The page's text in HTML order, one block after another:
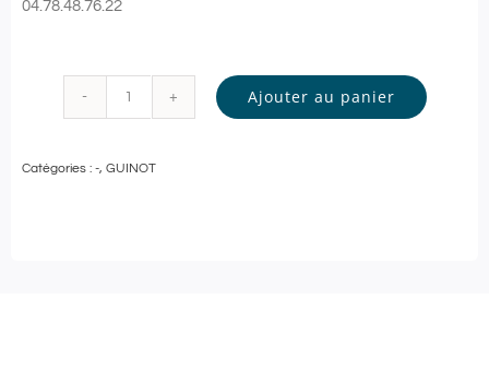
04.78.48.76.22
Guinot
Ajouter au panier
Catégories : -, GUINOT